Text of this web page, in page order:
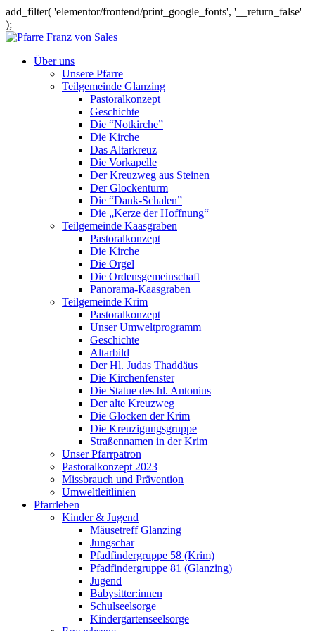
add_filter( 'elementor/frontend/print_google_fonts', '__return_false'
);
Über uns
Unsere Pfarre
Teilgemeinde Glanzing
Pastoralkonzept
Geschichte
Die “Notkirche”
Die Kirche
Das Altarkreuz
Die Vorkapelle
Der Kreuzweg aus Steinen
Der Glockenturm
Die “Dank-Schalen”
Die „Kerze der Hoffnung“
Teilgemeinde Kaasgraben
Pastoralkonzept
Die Kirche
Die Orgel
Die Ordensgemeinschaft
Panorama-Kaasgraben
Teilgemeinde Krim
Pastoralkonzept
Unser Umweltprogramm
Geschichte
Altarbild
Der Hl. Judas Thaddäus
Die Kirchenfenster
Die Statue des hl. Antonius
Der alte Kreuzweg
Die Glocken der Krim
Die Kreuzigungsgruppe
Straßennamen in der Krim
Unser Pfarrpatron
Pastoralkonzept 2023
Missbrauch und Prävention
Umweltleitlinien
Pfarrleben
Kinder & Jugend
Mäusetreff Glanzing
Jungschar
Pfadfindergruppe 58 (Krim)
Pfadfindergruppe 81 (Glanzing)
Jugend
Babysitter:innen
Schulseelsorge
Kindergartenseelsorge